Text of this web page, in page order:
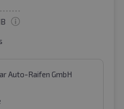
Auto-Raifen GmbH